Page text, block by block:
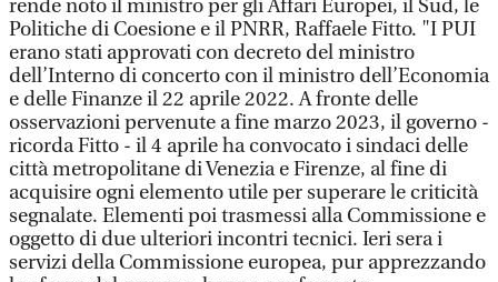
rende noto il ministro per gli Affari Europei, il Sud, le
Politiche di Coesione e il PNRR, Raffaele Fitto. "I PUI
erano stati approvati con decreto del ministro
dell’Interno di concerto con il ministro dell’Economia
e delle Finanze il 22 aprile 2022. A fronte delle
osservazioni pervenute a fine marzo 2023, il governo -
ricorda Fitto - il 4 aprile ha convocato i sindaci delle
città metropolitane di Venezia e Firenze, al fine di
acquisire ogni elemento utile per superare le criticità
segnalate. Elementi poi trasmessi alla Commissione e
oggetto di due ulteriori incontri tecnici. Ieri sera i
servizi della Commissione europea, pur apprezzando